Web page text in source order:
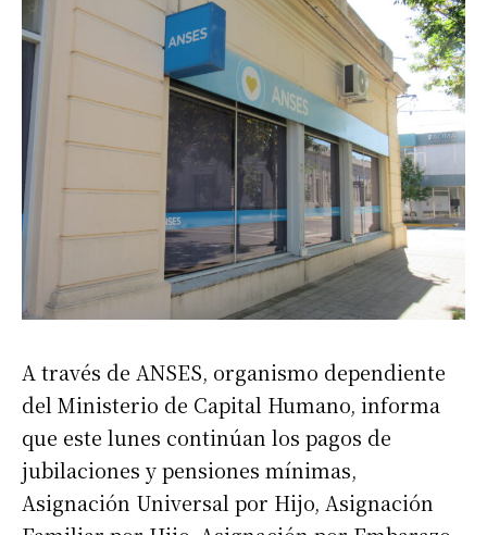
A través de ANSES, organismo dependiente
del Ministerio de Capital Humano, informa
que este lunes continúan los pagos de
jubilaciones y pensiones mínimas,
Asignación Universal por Hijo, Asignación